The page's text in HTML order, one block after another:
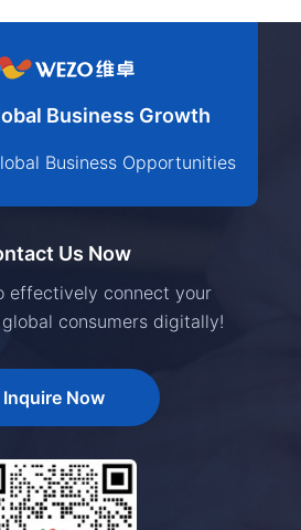
Business Growth
Business Opportunities
Us Now
effectively connect your
consumers digitally!
Inquire Now